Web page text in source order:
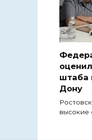
штаба
Дону
высокие